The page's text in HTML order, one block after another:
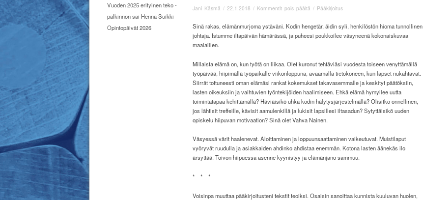
Vuoden 2025 erityinen teko -
palkinnon sai Henna Suikki
Opintopäivät 2026
Jani Käsmä / 22.1.2018 / Kommentit pois päältä artikkelissa
nainen
/ Pääkirjoitus
Sinä rakas, elämänmurjoma ystäväni. Kodin hengetär, äidin syli, henkilöstön hioma tunnollinen
johtaja. Istumme iltapäivän hämärässä, ja puheesi poukkoilee väsyneenä kokonaiskuvaa
maalaillen.
Millaista elämä on, kun työtä on liikaa. Olet kuronut tehtäviäsi vuodesta toiseen venyttämällä
työpäivää, hiipimällä työpaikalle viikonloppuna, avaamalla tietokoneen, kun lapset nukahtavat.
Siirrät tottuneesti oman elämäsi rankat kokemukset takavasemmalle ja keskityt päätöksiin,
lasten oikeuksiin ja vaihtuvien työntekijöiden haalimiseen. Ehkä elämä hymyilee uutta
toimintatapaa kehittämällä? Häviäisikö uhka kodin hälytysjärjestelmällä? Olisitko onnellinen,
jos lähtisit treffeille, kävisit aamulenkillä ja lukisit lapsillesi iltasadun? Sytyttäisikö uuden
opiskelu hiipuvan motivaation? Sinä olet Vahva Nainen.
Väsyessä värit haalenevat. Aloittaminen ja loppuunsaattaminen vaikeutuvat. Muistilaput
vyöryvät ruudulla ja asiakkaiden ahdinko ahdistaa enemmän. Kotona lasten äänekäs ilo
ärsyttää. Toivon hiipuessa asenne kyynistyy ja elämänjano sammuu.
* * *
Voisinpa muuttaa pääkirjoitusteni tekstit teoiksi. Osaisin sanoittaa kunnista kuuluvan huolen,